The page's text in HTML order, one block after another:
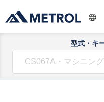
型式・キ